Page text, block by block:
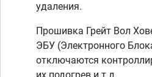
удаления.
Прошивка Грейт Вол
ЭБУ (Электронного
отключаются